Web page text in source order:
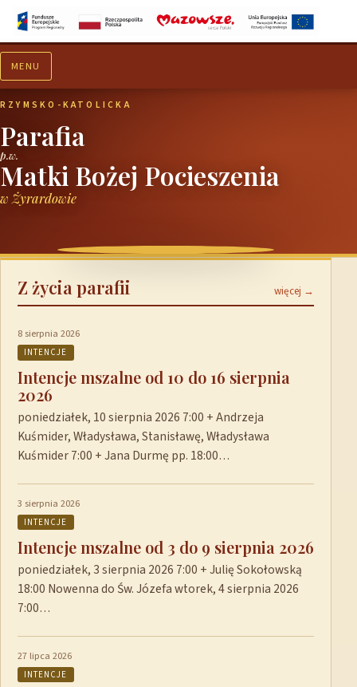
MENU
RZYMSKO-KATOLICKA
Parafia
p.w.
Matki Bożej Pocieszenia
w Żyrardowie
Z życia parafii więcej →
8 sierpnia 2026
INTENCJE
Intencje mszalne od 10 do 16 sierpnia
2026
poniedziałek, 10 sierpnia 2026 7:00 + Andrzeja
Kuśmider, Władysława, Stanisławę, Władysława
Kuśmider 7:00 + Jana Durmę pp. 18:00…
3 sierpnia 2026
INTENCJE
Intencje mszalne od 3 do 9 sierpnia 2026
poniedziałek, 3 sierpnia 2026 7:00 + Julię Sokołowską
18:00 Nowenna do Św. Józefa wtorek, 4 sierpnia 2026
7:00…
27 lipca 2026
INTENCJE